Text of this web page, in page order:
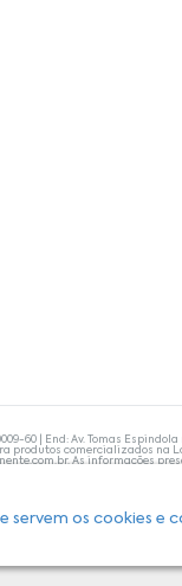
servem os cookies e
60 | End: Av. Tomas Espindola
produtos comercializados na
. As informações
Apenas o médico está
Farmácia Permanente trabalha
dos clientes são